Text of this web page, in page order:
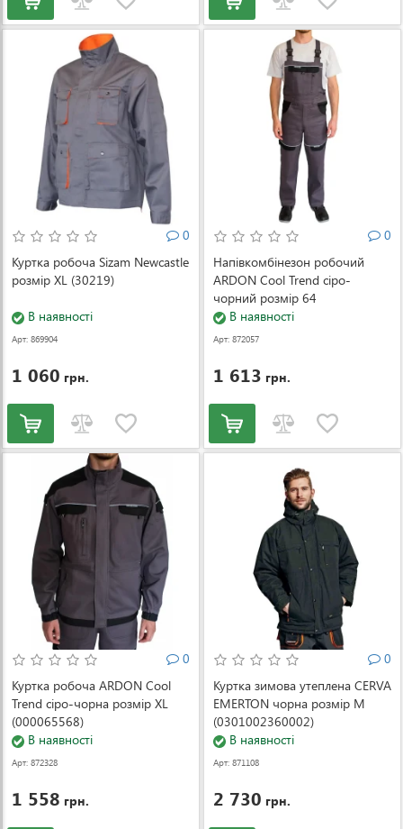
0
Куртка робоча Sizam Newcastle
розмір XL (30219)
В наявності
Арт: 869904
1 060 грн.
0
Напівкомбінезон робочий
ARDON Cool Trend сіро-
чорний розмір 64
(000055105)
В наявності
Арт: 872057
1 613 грн.
0
Куртка робоча ARDON Cool
Trend сіро-чорна розмір XL
(000065568)
В наявності
Арт: 872328
1 558 грн.
0
Куртка зимова утеплена CERVA
EMERTON чорна розмір M
(0301002360002)
В наявності
Арт: 871108
2 730 грн.